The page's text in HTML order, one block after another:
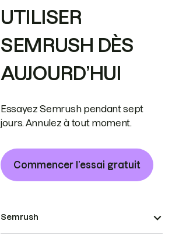
UTILISER
SEMRUSH DÈS
AUJOURD’HUI
Essayez Semrush pendant sept
jours. Annulez à tout moment.
Commencer l’essai gratuit
Semrush